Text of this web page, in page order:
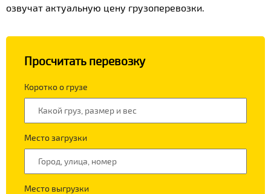
озвучат актуальную цену грузоперевозки.
Просчитать перевозку
Коротко о грузе
Место загрузки
Место выгрузки